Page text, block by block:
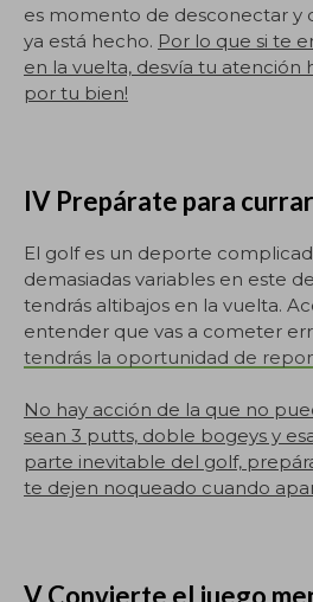
es momento de desconectar y
ya está hecho. Por lo que si te
en la vuelta, desvía tu atención
por tu bien!
IV Prepárate para
El golf es un deporte
demasiadas variables en este
tendrás altibajos en la vuelta.
entender que vas a cometer
tendrás la oportunidad de
No hay acción de la que no
sean 3 putts, doble bogeys y
parte inevitable del golf,
te dejen noqueado cuando